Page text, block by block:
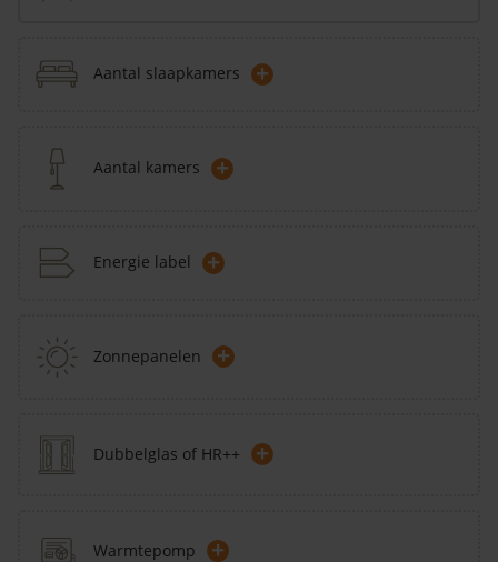
Aantal slaapkamers +
Aantal kamers +
Energie label +
Zonnepanelen +
Dubbelglas of HR++ +
Warmtepomp +